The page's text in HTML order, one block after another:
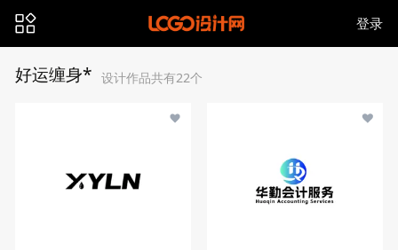
登录
好运缠身* 设计作品共有22个